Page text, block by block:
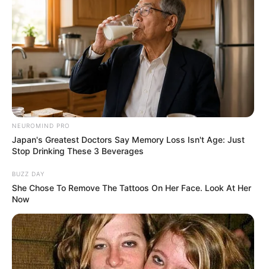
Όλα τα κείμενα και οι εικόνες είναι πνευματική ιδιοκτησία του
ΝΙΚΟΛΑΟΣ ΑΝΑΞΙΜΑΝΔΡΟΣ. Aπαγορεύεται η αναπαραγωγή, η
γραπτή άδεια του δημιουργού τους. Με επιφύλαξη κάθε νόμιμου
δικαιώματος. Διαβάστε την Πολιτική Απορρήτου
να το χρησιμοποιήσετε, καθώς χρησιμοποιώντας το την
τους όρους χρήσης.
Επικοινωνήστε μαζί μας:nikolaosgeor@gmail.com
NEUROMIND PRO
Japan's Greatest Doctors Say Memory Loss Isn't Age: Just
Stop Drinking These 3 Beverages
BUZZ DAY
She Chose To Remove The Tattoos On Her Face. Look At Her
Now